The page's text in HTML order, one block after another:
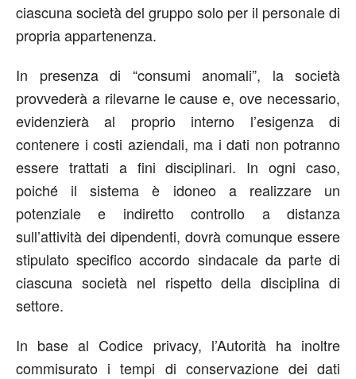
ciascuna società del gruppo solo per il personale di
propria appartenenza.
In presenza di “consumi anomali”, la società
provvederà a rilevarne le cause e, ove necessario,
evidenzierà al proprio interno l’esigenza di
contenere i costi aziendali, ma i dati non potranno
essere trattati a fini disciplinari. In ogni caso,
poiché il sistema è idoneo a realizzare un
potenziale e indiretto controllo a distanza
sull’attività dei dipendenti, dovrà comunque essere
stipulato specifico accordo sindacale da parte di
ciascuna società nel rispetto della disciplina di
settore.
In base al Codice privacy, l’Autorità ha inoltre
commisurato i tempi di conservazione dei dati